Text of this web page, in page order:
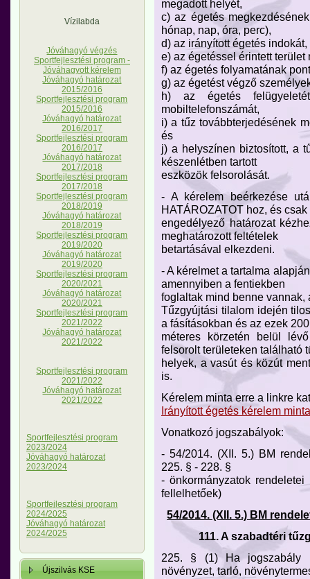
Vízilabda
Jóváhagyó végzés
Sportfejlesztési program -
Jóváhagyott kérelem
Jóváhagyó határozat
2015/2016
Sportfejlesztési program
2015/2016
Jóváhagyó határozat
2016/2017
Sportfejlesztési program
2016/2017
Jóváhagyó határozat
2017/2018
Sportfejlesztési program
2017/2018
Sportfejlesztési program
2018/2019
Jóváhagyó határozat
2018/2019
Sportfejlesztési program
2019/2020
Jóváhagyó határozat
2019/2020
Sportfejlesztési program
2020/2021
Jóváhagyó határozat
2020/2021
Sportfejlesztési program
2021/2022
Jóváhagyó határozat
2021/2022
Sportfejlesztési program
2021/2022
Jóváhagyó határozat
2021/2022
Sportfejlesztési program
2023/2024
Jóváhagyó határozat
2023/2024
Sportfejlesztési program
2024/2025
Jóváhagyó határozat
2024/2025
Újszilvás KSE
megadott helyét,
c) az égetés
hónap, nap, óra, perc),
d) az irányított égetés indokát,
e) az égetéssel érintett terület
f) az égetés folyamatának
g) az égetést végző
h) az égetés
mobiltelefonszámát,
i) a tűz továbbterjedésének
és
j) a helyszínen biztosított, a
készenlétben tartott
eszközök felsorolását.
- A kérelem beérkezése
HATÁROZATOT hoz, és csak
engedélyező határozat
meghatározott feltételek
betartásával elkezdeni.
- A kérelmet a tartalma
amennyiben a fentiekben
foglaltak mind benne vannak,
Tűzgyújtási tilalom idején
a fásításokban és az ezek 200
méteres körzetén belül
felsorolt területeken található
helyek, a vasút és közút
is.
Kérelem minta erre a linkre
Irányított égetés kérelem minta
Vonatkozó jogszabályok:
- 54/2014. (XII. 5.) BM
225. § - 228. §
- önkormányzatok
fellelhetőek)
54/2014. (XII. 5.) BM
111. A szabadtéri
225. § (1) Ha jogszabály
növényzet, tarló,